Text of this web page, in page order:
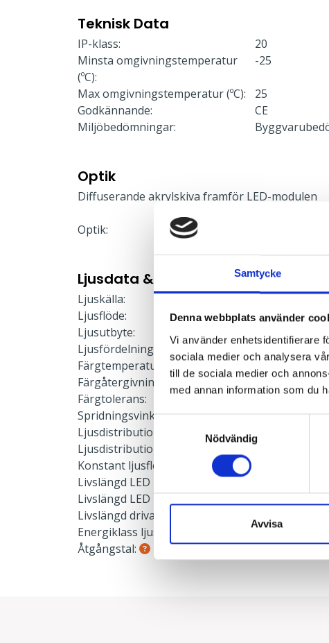
Samtycke
Denna webbplats använder
Vi använder enhetsidentifierare
sociala medier och analysera
till de sociala medier och
med annan information som du
Samtyckesval
Nödvändig
Avvisa
Teknisk Data
IP-klass:
20
Minsta omgivningstemperatur
(ºC):
-25
Max omgivningstemperatur (ºC):
25
Godkännande:
CE
Miljöbedömningar:
Optik
Diffuserande akrylskiva framför LED-modulen
Optik:
Ljusdata & Prestanda
Ljuskälla:
LED-modul
Ljusflöde:
3395 lm
Ljusutbyte:
117 lm/W
Ljusfördelning:
Direkt
Färgtemperatur:
3000 K
Färgåtergivning:
≥80
Färgtolerans:
≤3 SDCM
Spridningsvinkel:
75°
Ljusdistribution upp:
Ljusdistribution ner:
100 %
Konstant ljusflöde:
Livslängd LED L90:
Livslängd LED L70:
Livslängd drivare:
Energiklass ljuskälla:
E
Åtgångstal:
0.035